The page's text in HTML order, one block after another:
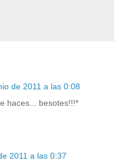
de 2011 a las 0:08
haces... besotes!!!*
2011 a las 0:37